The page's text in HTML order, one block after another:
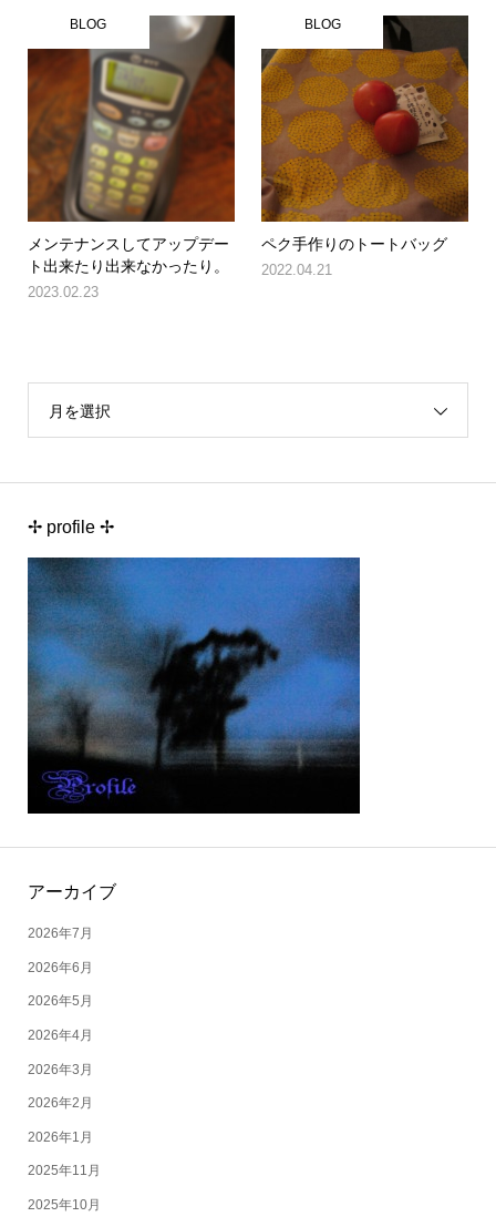
BLOG
メンテナンスしてアップデー
ト出来たり出来なかったり。
2023.02.23
BLOG
ペク手作りのトートバッグ
2022.04.21
月を選択
✢ profile ✢
アーカイブ
2026年7月
2026年6月
2026年5月
2026年4月
2026年3月
2026年2月
2026年1月
2025年11月
2025年10月